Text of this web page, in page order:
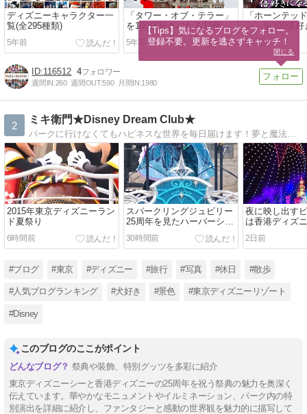
ディズニーキャラクター一
覧(全295種類)
5年前
「タワー・オブ・テラー」
を100倍好きになる11個の
ポイント
5年前
「ホーンテッ
ン」を100倍好
のポイント
5年前
116512 4
週間IN:260 週間OUT:590 月間IN:1980
2
ミキ衛門★Disney Dream Club★
パークに行けなくてもハピネスな世界を毎日届けます！夢と魔法のディズニーリゾートをみなさんと一緒に！夢の王国と魅力ある魔法の世界へ
2015年東京ディズニーラン
ド夏祭り
6時間前
スパークリングジュビリー
25周年を見たハーバーショ
30時間前
夜に映し出す
は香港ディズ
2日前
#ブログ #東京 #ディズニー #旅行 #写真 #休日 #散歩
#人気ブログランキング #犬好き #景色 #東京ディズニーリゾート
#Disney
このブログのここがポイント
祭典や装飾、特別グッツを多彩に紹介
東京ディズニーシーと香港ディズニーの25周年を祝う祭典の魅力を奥深く
伝えています。華やかなモニュメントやイルミネーション、パーク内の特
別演出を詳細に紹介し、ファンタジーと感動の世界観を魅力的に描写して
【Tips】気になるブログをフォロー。
登録不要。更新を逃さずキャッチ！
閉じる